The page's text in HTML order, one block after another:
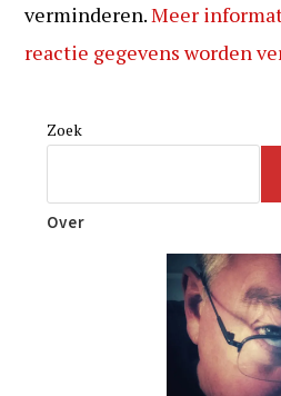
verminderen.Meer
reactie gegevens worden
Zoek
Over